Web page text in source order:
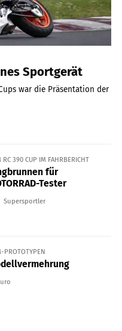
Sportgerät
war die Präsentation der
RC 390 CUP IM FAHRBERICHT
für
Tester
Supersportler
PROTOTYPEN